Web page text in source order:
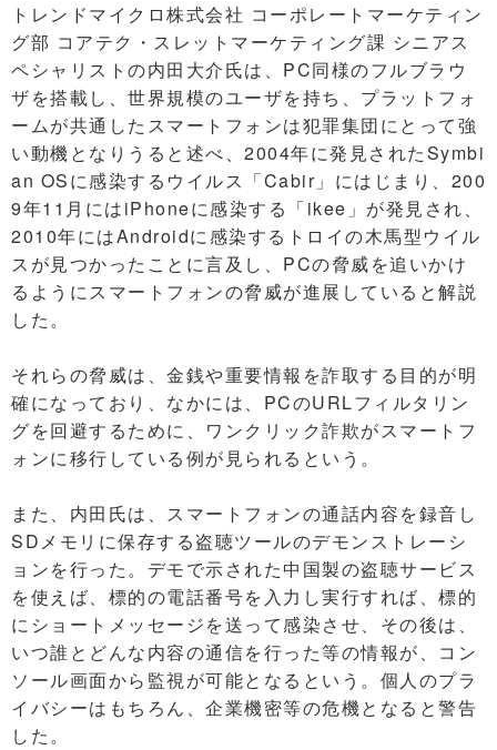
トレンドマイクロ株式会社 コーポレートマーケティン
グ部 コアテク・スレットマーケティング課 シニアス
ペシャリストの内田大介氏は、PC同様のフルブラウ
ザを搭載し、世界規模のユーザを持ち、プラットフォ
ームが共通したスマートフォンは犯罪集団にとって強
い動機となりうると述べ、2004年に発見されたSymbi
an OSに感染するウイルス「Cabir」にはじまり、200
9年11月にはiPhoneに感染する「ikee」が発見され、
2010年にはAndroidに感染するトロイの木馬型ウイル
スが見つかったことに言及し、PCの脅威を追いかけ
るようにスマートフォンの脅威が進展していると解説
した。
それらの脅威は、金銭や重要情報を詐取する目的が明
確になっており、なかには、PCのURLフィルタリン
グを回避するために、ワンクリック詐欺がスマートフ
ォンに移行している例が見られるという。
また、内田氏は、スマートフォンの通話内容を録音し
SDメモリに保存する盗聴ツールのデモンストレーシ
ョンを行った。デモで示された中国製の盗聴サービス
を使えば、標的の電話番号を入力し実行すれば、標的
にショートメッセージを送って感染させ、その後は、
いつ誰とどんな内容の通信を行った等の情報が、コン
ソール画面から監視が可能となるという。個人のプラ
イバシーはもちろん、企業機密等の危機となると警告
した。